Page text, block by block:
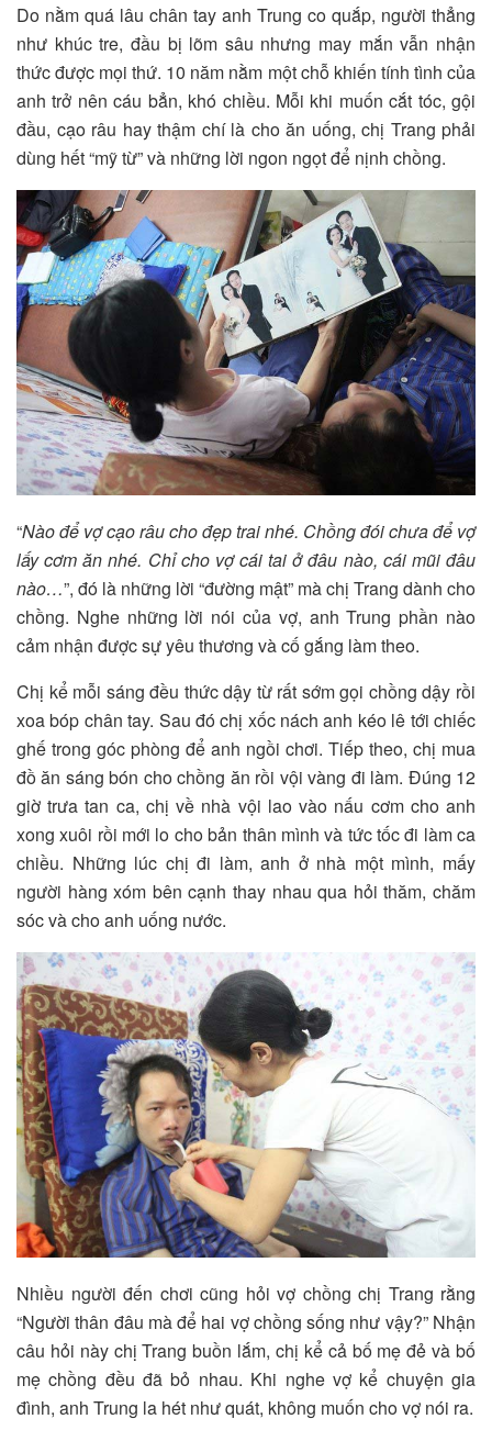
Do nằm quá lâu chân tay anh Trung co quắp, người thẳng
như khúc tre, đầu bị lõm sâu nhưng may mắn vẫn nhận
thức được mọi thứ. 10 năm nằm một chỗ khiến tính tình của
anh trở nên cáu bẳn, khó chiều. Mỗi khi muốn cắt tóc, gội
đầu, cạo râu hay thậm chí là cho ăn uống, chị Trang phải
dùng hết “mỹ từ” và những lời ngon ngọt để nịnh chồng.
“Nào để vợ cạo râu cho đẹp trai nhé. Chồng đói chưa để vợ
lấy cơm ăn nhé. Chỉ cho vợ cái tai ở đâu nào, cái mũi đâu
nào…”, đó là những lời “đường mật” mà chị Trang dành cho
chồng. Nghe những lời nói của vợ, anh Trung phần nào
cảm nhận được sự yêu thương và cố gắng làm theo.
Chị kể mỗi sáng đều thức dậy từ rất sớm gọi chồng dậy rồi
xoa bóp chân tay. Sau đó chị xốc nách anh kéo lê tới chiếc
ghế trong góc phòng để anh ngồi chơi. Tiếp theo, chị mua
đồ ăn sáng bón cho chồng ăn rồi vội vàng đi làm. Đúng 12
giờ trưa tan ca, chị về nhà vội lao vào nấu cơm cho anh
xong xuôi rồi mới lo cho bản thân mình và tức tốc đi làm ca
chiều. Những lúc chị đi làm, anh ở nhà một mình, mấy
người hàng xóm bên cạnh thay nhau qua hỏi thăm, chăm
sóc và cho anh uống nước.
Nhiều người đến chơi cũng hỏi vợ chồng chị Trang rằng
“Người thân đâu mà để hai vợ chồng sống như vậy?” Nhận
câu hỏi này chị Trang buồn lắm, chị kể cả bố mẹ đẻ và bố
mẹ chồng đều đã bỏ nhau. Khi nghe vợ kể chuyện gia
đình, anh Trung la hét như quát, không muốn cho vợ nói ra.